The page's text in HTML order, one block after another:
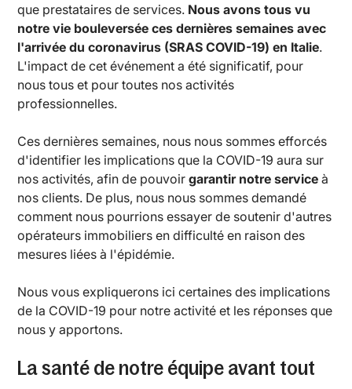
que prestataires de services. Nous avons tous vu
notre vie bouleversée ces dernières semaines avec
l'arrivée du coronavirus (SRAS COVID-19) en Italie.
L'impact de cet événement a été significatif, pour
nous tous et pour toutes nos activités
professionnelles.
Ces dernières semaines, nous nous sommes efforcés
d'identifier les implications que la COVID-19 aura sur
nos activités, afin de pouvoirgarantir notre service à
nos clients. De plus, nous nous sommes demandé
comment nous pourrions essayer de soutenir d'autres
opérateurs immobiliers en difficulté en raison des
mesures liées à l'épidémie.
Nous vous expliquerons ici certaines des implications
de la COVID-19 pour notre activité et les réponses que
nous y apportons.
La santé de notre équipe avant tout